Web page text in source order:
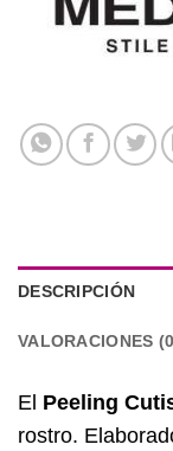
DESCRIPCIÓN
VALORACIONES
El Peeling
rostro.